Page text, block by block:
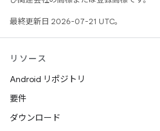
最終更新日 2026-07-21 UTC。
リソース
Android リポジトリ
要件
ダウンロード